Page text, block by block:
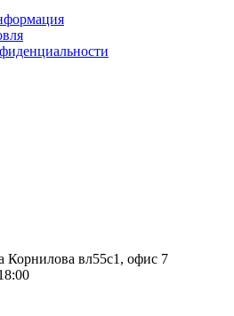
Корнилова вл55с1, офис 7